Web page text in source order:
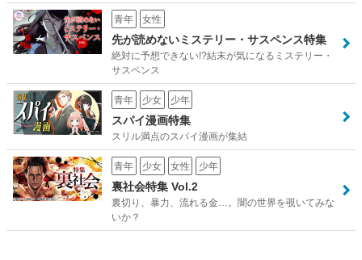
青年 女性
先が読めないミステリー・サスペンス特集
絶対に予想できない!?結末が気になるミステリー・
サスペンス
青年 少女 少年
スパイ漫画特集
スリル満点のスパイ漫画が集結
青年 少女 女性 少年
裏社会特集 Vol.2
裏切り、暴力、流れる金…。闇の世界を覗いてみな
いか？